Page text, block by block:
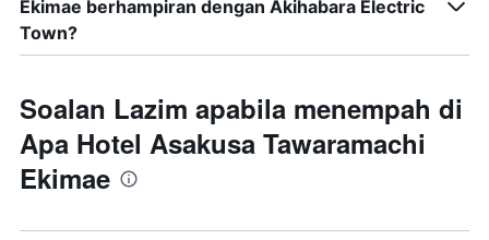
Ekimae berhampiran dengan Akihabara Electric
Town?
Soalan Lazim apabila menempah di
Apa Hotel Asakusa Tawaramachi
Ekimae